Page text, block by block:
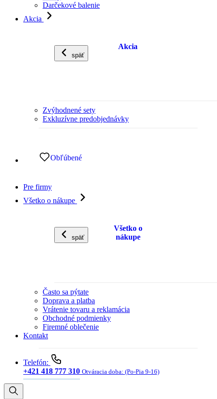
Darčekové balenie
Akcia
späť
Akcia
Zvýhodnené sety
Exkluzívne predobjednávky
Obľúbené
Pre firmy
Všetko o nákupe
späť
Všetko o
nákupe
Často sa pýtate
Doprava a platba
Vrátenie tovaru a reklamácia
Obchodné podmienky
Firemné oblečenie
Kontakt
Telefón:
+421 418 777 310 Otváracia doba: (Po-Pia 9-16)